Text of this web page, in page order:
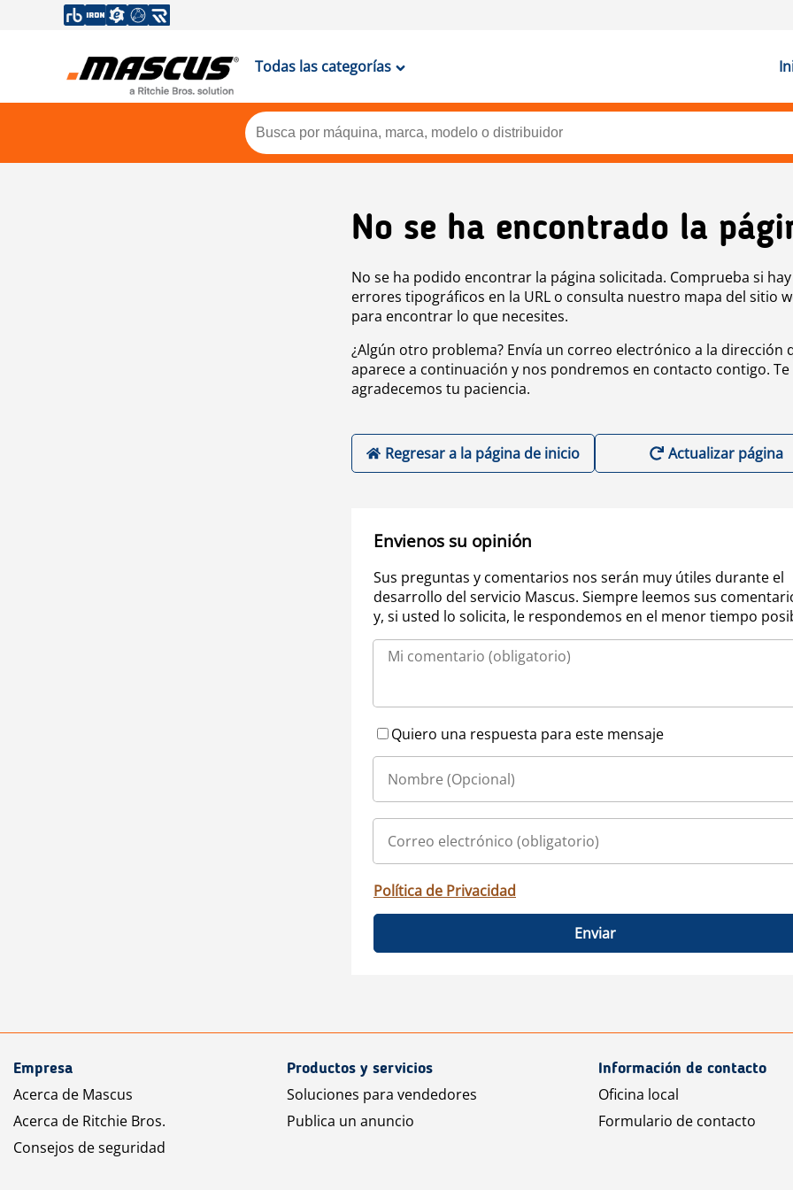
Todas las categorías
No se ha encontrado la
No se ha podido encontrar la página solicitada. Comprueba si hay
errores tipográficos en la URL o consulta nuestro mapa del sitio
para encontrar lo que necesites.
¿Algún otro problema? Envía un correo electrónico a la dirección
aparece a continuación y nos pondremos en contacto contigo. Te
agradecemos tu paciencia.
Regresar a la página de inicio Actualizar página
Envienos su opinión
Sus preguntas y comentarios nos serán muy útiles durante el
desarrollo del servicio Mascus. Siempre leemos sus
y, si usted lo solicita, le respondemos en el menor tiempo
Quiero una respuesta para este mensaje
Política de Privacidad
Enviar
Empresa
Acerca de Mascus
Acerca de Ritchie Bros.
Consejos de seguridad
Productos y servicios
Soluciones para vendedores
Publica un anuncio
Información de contacto
Oficina local
Formulario de contacto